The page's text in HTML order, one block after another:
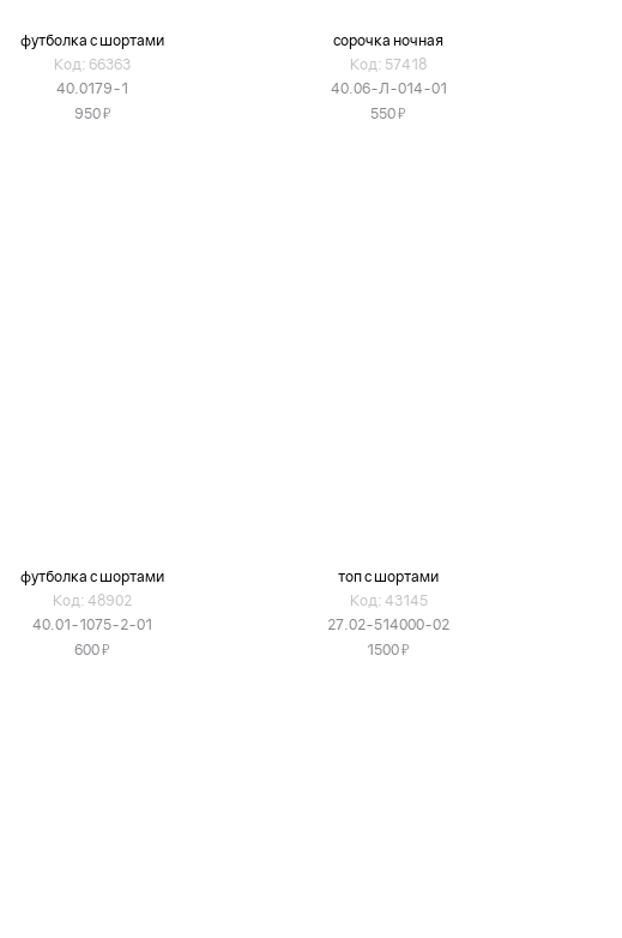
футболка с шортами
Код: 66363
40.0179-1
950Я
сорочка ночная
Код: 57418
40.06-Л-014-01
550Я
футболка с шортами
Код: 48902
40.01-1075-2-01
600Я
топ с шортами
Код: 43145
27.02-514000-02
1500Я